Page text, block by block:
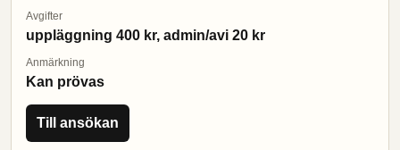
Avgifter
uppläggning 400 kr, admin/avi 20 kr
Anmärkning
Kan prövas
Till ansökan